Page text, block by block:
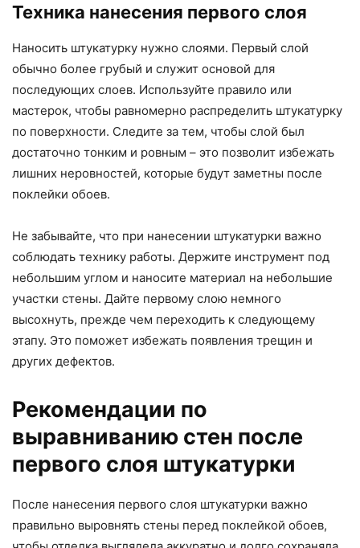
Техника нанесения первого слоя
Наносить штукатурку нужно слоями. Первый слой
обычно более грубый и служит основой для
последующих слоев. Используйте правило или
мастерок, чтобы равномерно распределить штукатурку
по поверхности. Следите за тем, чтобы слой был
достаточно тонким и ровным – это позволит избежать
лишних неровностей, которые будут заметны после
поклейки обоев.
Не забывайте, что при нанесении штукатурки важно
соблюдать технику работы. Держите инструмент под
небольшим углом и наносите материал на небольшие
участки стены. Дайте первому слою немного
высохнуть, прежде чем переходить к следующему
этапу. Это поможет избежать появления трещин и
других дефектов.
Рекомендации по
выравниванию стен после
первого слоя штукатурки
После нанесения первого слоя штукатурки важно
правильно выровнять стены перед поклейкой обоев,